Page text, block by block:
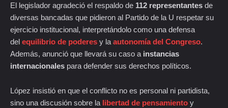
El legislador agradeció el respaldo de 112 representantes de
diversas bancadas que pidieron al Partido de la U respetar su
ejercicio institucional, interpretándolo como una defensa
del equilibrio de poderes y la autonomía del Congreso.
Además, anunció que llevará su caso a instancias
internacionales para defender sus derechos políticos.
López insistió en que el conflicto no es personal ni partidista,
sino una discusión sobre la libertad de pensamiento y